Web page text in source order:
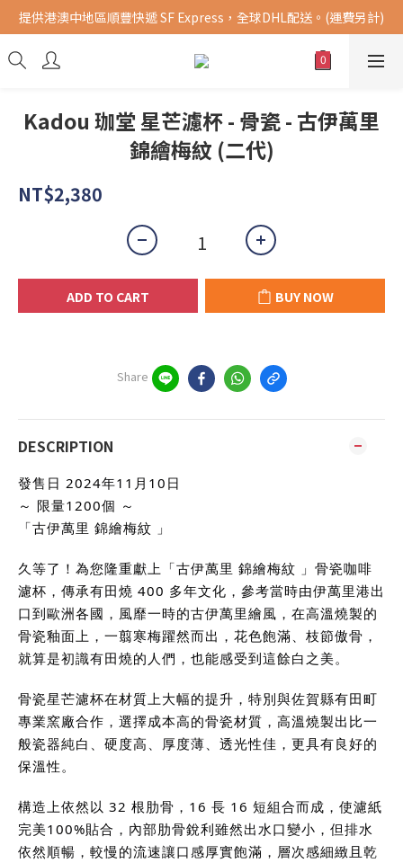
購買指定商品，滿千元免運費 (限台灣地區)
提供港澳中地區順豐快遞 SF Express，全球DHL配送。(運費另計)
購買指定商品，滿千元免運費 (限台灣地區)
Kadou 珈堂 星芒濾杯 - 骨瓷 - 古伊萬里
錦繪梅紋 (二代)
NT$2,380
ADD TO CART BUY NOW
Share
DESCRIPTION
發售日 2024年11月10日
～ 限量1200個 ～
「古伊萬里 錦繪梅紋 」
久等了！為您隆重獻上「古伊萬里 錦繪梅紋 」骨瓷咖啡
濾杯，傳承有田燒 400 多年文化，參考當時由伊萬里港出
口到歐洲各國，風靡一時的古伊萬里繪風，在高溫燒製的
骨瓷釉面上，一翦寒梅躍然而出，花色飽滿、枝節傲骨，
就算是初識有田燒的人們，也能感受到這餘白之美。
骨瓷星芒濾杯在材質上大幅的提升，特別與佐賀縣有田町
專業窯廠合作，選擇成本高的骨瓷材質，高溫燒製出比一
般瓷器純白、硬度高、厚度薄、透光性佳，更具有良好的
保溫性。
構造上依然以 32 根肋骨，16 長 16 短組合而成，使濾紙
完美100%貼合，內部肋骨銳利雖然出水口變小，但排水
依然順暢，較慢的流速讓口感厚實飽滿，層次感細緻且乾